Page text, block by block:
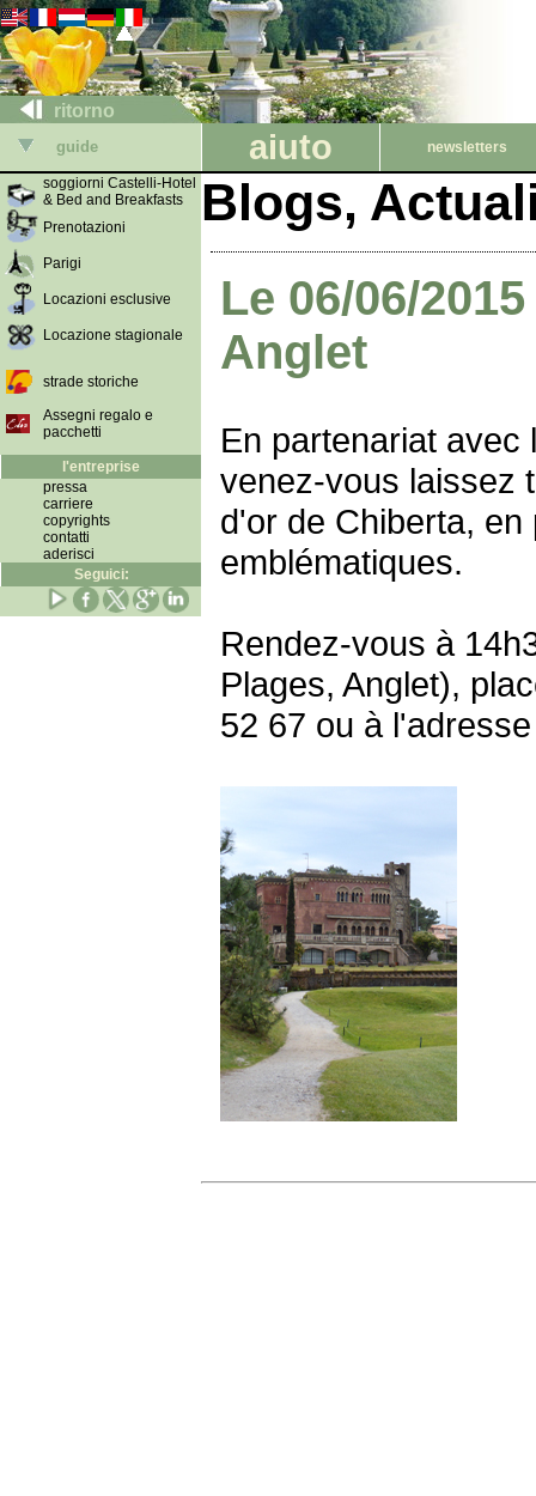
ritorno
guide aiuto newsletters
soggiorni Castelli-Hotel
& Bed and Breakfasts
Prenotazioni
Parigi
Locazioni esclusive
Locazione stagionale
strade storiche
Assegni regalo e
pacchetti
l'entreprise
pressa
carriere
copyrights
contatti
aderisci
Seguici:
Blogs,
Le 06/06/
Anglet
En partenariat avec
venez-vous laissez
d'or de Chiberta,
emblématiques.
Rendez-vous à
Plages, Anglet),
52 67 ou à